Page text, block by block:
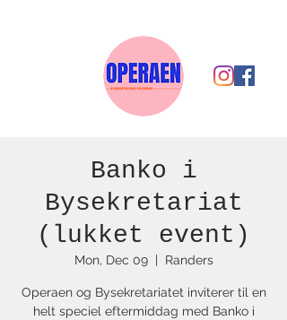
Banko i
Bysekretariat
(lukket event)
Mon, Dec 09
  |
Randers
Operaen og Bysekretariatet inviterer til en
helt speciel eftermiddag med Banko i